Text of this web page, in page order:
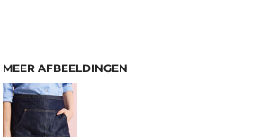
MEER AFBEELDINGEN